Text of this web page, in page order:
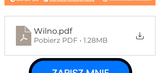
Wilno.pdf
Pobierz PDF • 1.28MB